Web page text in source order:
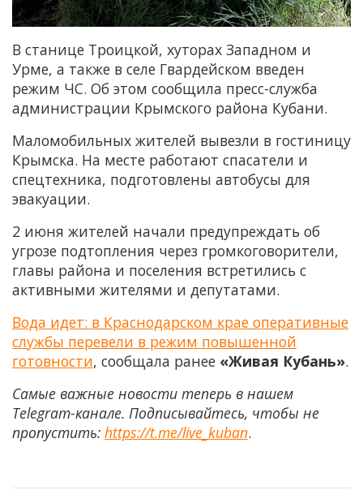
В станице Троицкой, хуторах Западном и
Урме, а также в селе Гвардейском введен
режим ЧС. Об этом сообщила пресс-служба
администрации Крымского района Кубани.
Маломобильных жителей вывезли в гостиницу
Крымска. На месте работают спасатели и
спецтехника, подготовлены автобусы для
эвакуации.
2 июня жителей начали предупреждать об
угрозе подтопления через громкоговорители,
главы района и поселения встретились с
активными жителями и депутатами.
Вода идет: в Краснодарском крае оперативные
службы перевели в режим повышенной
готовности, сообщала ранее «Живая Кубань».
Самые важные новости теперь в нашем
Telegram-канале. Подписывайтесь, чтобы не
пропустить: https://t.me/live_kuban.